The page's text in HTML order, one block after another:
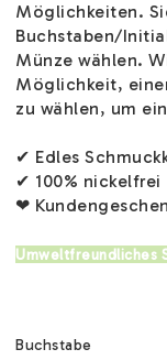
Möglichkeiten.
Buchstaben/
Münze wählen.
Möglichkeit,
zu wählen, um
✔ Edles
✔ 100% nickelfrei
❤
Umweltfreundliches
Buchstabe